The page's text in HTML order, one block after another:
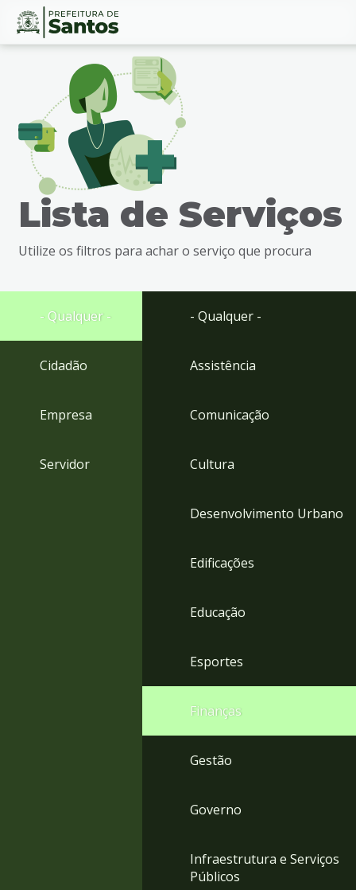
Ir
busca
Ir
rodapé
Conteúdo
Lista de Serviços
Utilize os filtros para achar o serviço que procura
- Qualquer -
Cidadão
Empresa
Servidor
- Qualquer -
Assistência
Comunicação
Cultura
Desenvolvimento Urbano
Edificações
Educação
Esportes
Finanças
Gestão
Governo
Infraestrutura e Serviços
Públicos